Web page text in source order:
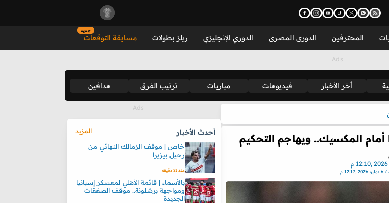
المحترفين الدورى المصرى الدوري الإنجليزي ريلز بطولات مسابقة التوقعات
جديد
أخر الأخبار فيديوهات مباريات ترتيب الفرق هدافين
أمام المكسيك.. ويهاجم التحكيم
6 يوليو 2026 ,12:17 م
أحدث الأخبار
المزيد
خاص | موقف الزمالك النهائي من
رحيل بيزيرا
منذ 21 دقيقه
بالأسماء | قائمة الأهلي لمعسكر إسبانيا
ومواجهة برشلونة.. موقف الصفقات
الجديدة